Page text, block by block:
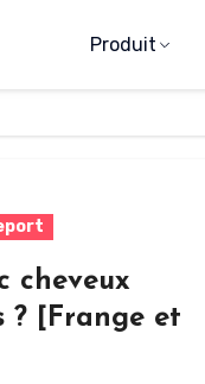
Produit
cheveux
? [Frange et